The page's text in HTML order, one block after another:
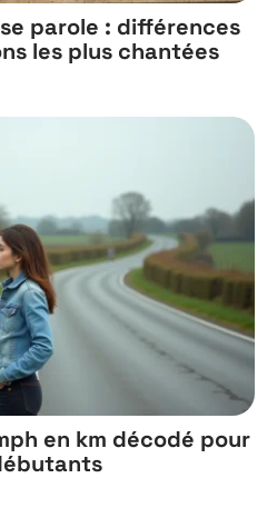
parole : différences
les plus chantées
en km décodé pour